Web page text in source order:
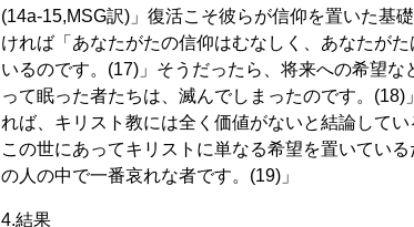
(14a-15,MSG訳)」復活こそ彼らが信仰を置いた基
ければ「あなたがたの信仰はむなしく、あなたが
いるのです。(17)」そうだったら、将来への希望な
って眠った者たちは、滅んでしまったのです。(18)
れば、キリスト教には全く価値がないと結論して
この世にあってキリストに単なる希望を置いてい
の人の中で一番哀れな者です。(19)」
4.結果